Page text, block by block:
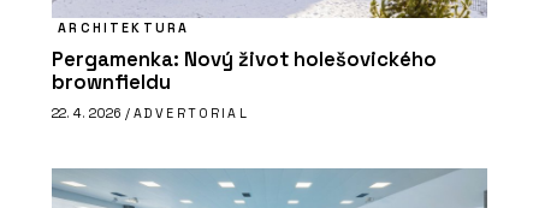
ARCHITEKTURA
Pergamenka: Nový život holešovického
brownfieldu
22. 4. 2026 / ADVERTORIAL